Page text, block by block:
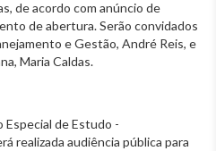
de acordo com anúncio de
de abertura. Serão convidados
e Gestão, André Reis, e
Maria Caldas.
Especial de Estudo -
realizada audiência pública para